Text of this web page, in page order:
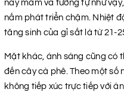
nảy mầm và tương tự như
nấm phát triển chậm. Nhiệt
tăng sinh của gỉ sắt là từ 21-
Mặt khác, ánh sáng cũng có
đến cây cà phê. Theo một số
không tiếp xúc trực tiếp với